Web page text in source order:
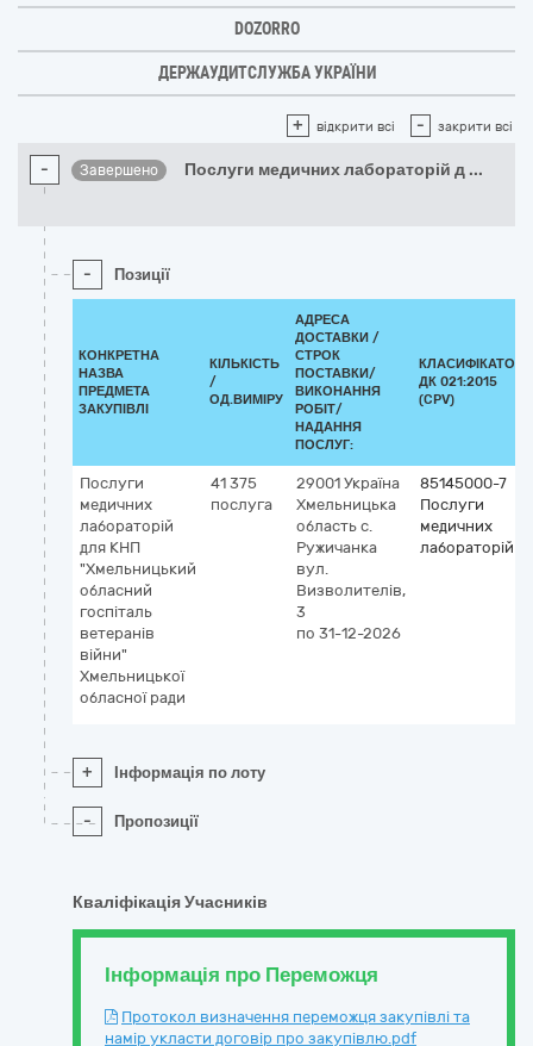
DOZORRO
ДЕРЖАУДИТСЛУЖБА УКРАЇНИ
+ відкрити всі - закрити всі
- Завершено Послуги медичних лабораторій д ...
- Позиції
КОНКРЕТНА
НАЗВА
ПРЕДМЕТА
ЗАКУПІВЛІ
КІЛЬКІСТЬ
/
ОД.ВИМІРУ
АДРЕСА
ДОСТАВКИ /
СТРОК
ПОСТАВКИ/
ВИКОНАННЯ
РОБІТ/
НАДАННЯ
ПОСЛУГ:
КЛАСИФІКАТОР
ДК 021:2015
(CPV)
Послуги
медичних
лабораторій
для КНП
"Хмельницький
обласний
госпіталь
ветеранів
війни"
Хмельницької
обласної ради
41 375
послуга
29001 Україна
Хмельницька
область с.
Ружичанка
вул.
Визволителів,
3
по 31-12-2026
85145000-7
Послуги
медичних
лабораторій
+ Інформація по лоту
- Пропозиції
Кваліфікація Учасників
Інформація про Переможця
Протокол визначення переможця закупівлі та
намір укласти договір про закупівлю.pdf